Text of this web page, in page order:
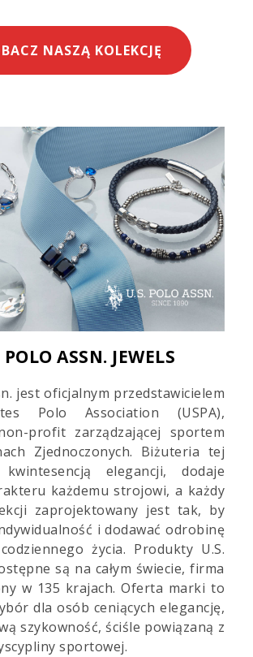
NASZĄ KOLEKCJĘ
POLO ASSN. JEWELS
jest oficjalnym przedstawicielem
Polo Association (USPA),
profit zarządzającej sportem
Zjednoczonych. Biżuteria tej
elegancji, dodaje
każdemu strojowi, a każdy
zaprojektowany jest tak, by
i dodawać odrobinę
życia. Produkty U.S.
są na całym świecie, firma
w 135 krajach. Oferta marki to
dla osób ceniących elegancję,
szykowność, ściśle powiązaną z
sportowej.